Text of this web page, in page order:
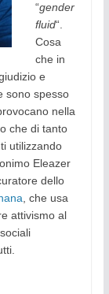
“gender
fluid“.
Cosa
che in
e
sono spesso
nella
che di tanto
utilizzando
Eleazer
dello
, che usa
attivismo al